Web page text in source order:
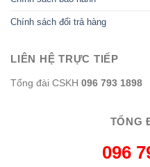
Chính sách đổi trả hàng
LIÊN HỆ TRỰC TIẾP
Tổng đài CSKH 096 793 1898
TỔNG
096